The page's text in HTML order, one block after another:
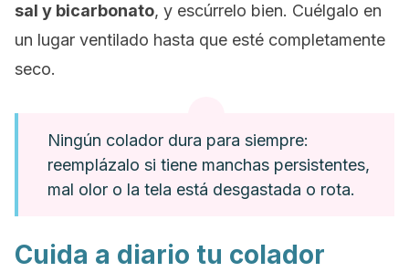
sal y bicarbonato, y escúrrelo bien. Cuélgalo en
un lugar ventilado hasta que esté completamente
seco.
Ningún colador dura para siempre:
reemplázalo si tiene manchas persistentes,
mal olor o la tela está desgastada o rota.
Cuida a diario tu colador